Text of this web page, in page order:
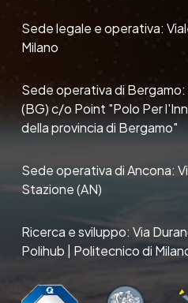
Sede legale e operativa:
Milano
Sede operativa di Bergamo:
(BG) c/o Point "Polo Per
della provincia di Bergamo"
Sede operativa di Ancona:
Stazione (AN)
Ricerca e sviluppo: Via
Polihub | Politecnico di